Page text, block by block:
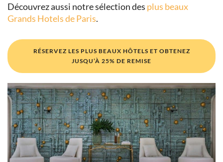
Découvrez aussi notre sélection des plus beaux
Grands Hotels de Paris.
RÉSERVEZ LES PLUS BEAUX HÔTELS ET OBTENEZ
JUSQU’À 25% DE REMISE